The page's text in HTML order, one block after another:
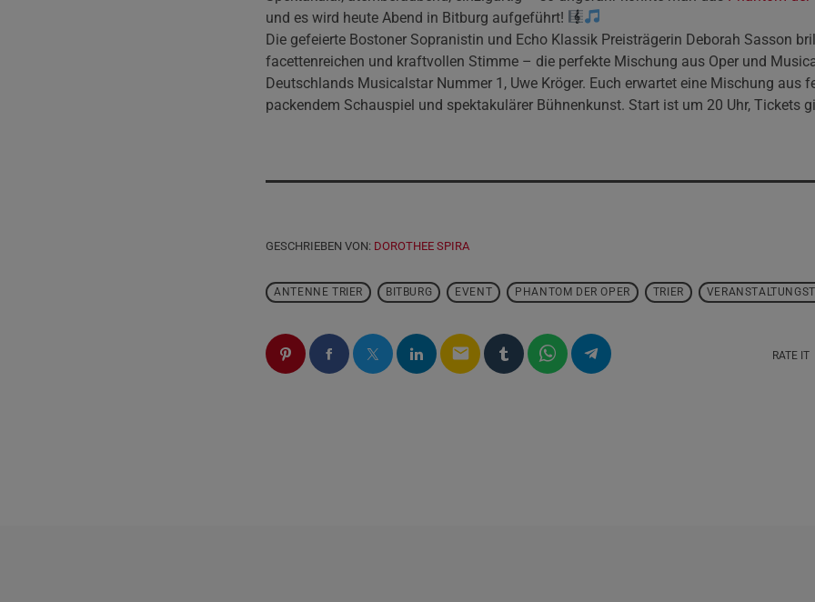
und es wird heute Abend in Bitburg aufgeführt!
Die gefeierte Bostoner Sopranistin und Echo Klassik Preisträgerin Deborah Sasson
facettenreichen und kraftvollen Stimme – die perfekte Mischung aus Oper und
Deutschlands Musicalstar Nummer 1, Uwe Kröger. Euch erwartet eine Mischung aus
packendem Schauspiel und spektakulärer Bühnenkunst. Start ist um 20 Uhr, Tickets
GESCHRIEBEN VON: DOROTHEE SPIRA
ANTENNE TRIER BITBURG EVENT PHANTOM DER OPER TRIER
email RATE IT